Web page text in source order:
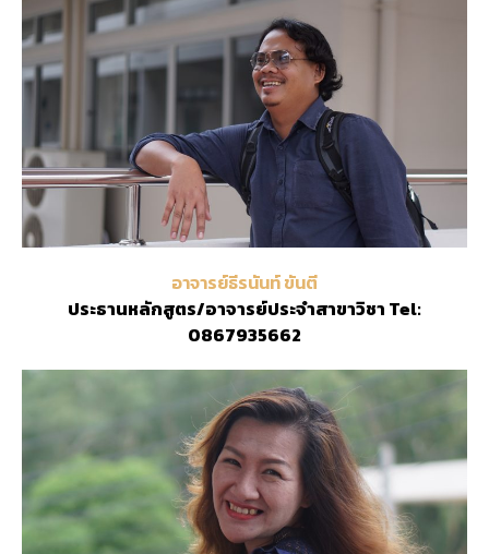
อาจารย์ธีรนันท์ ขันตี
ประธานหลักสูตร/อาจารย์ประจำสาขาวิชา Tel:
0867935662